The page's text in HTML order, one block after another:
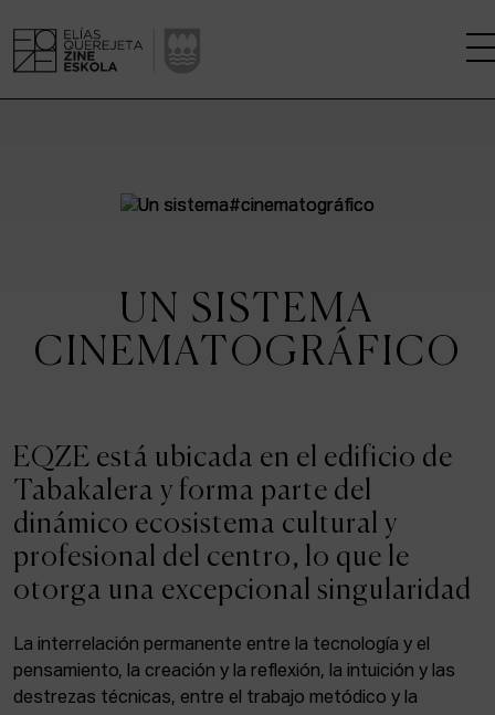
CENTRO DE INVESTIGACIÓN
KINOFABRIKA
LA CASA DEL CINE
ACTUALIDAD
Admisión
Intranet
UN SISTEMA
CINEMATOGRÁFICO
EQZE está ubicada en el edificio de
Tabakalera y forma parte del
dinámico ecosistema cultural y
profesional del centro, lo que le
otorga una excepcional singularidad
La interrelación permanente entre la tecnología y el
pensamiento, la creación y la reflexión, la intuición y las
destrezas técnicas, entre el trabajo metódico y la